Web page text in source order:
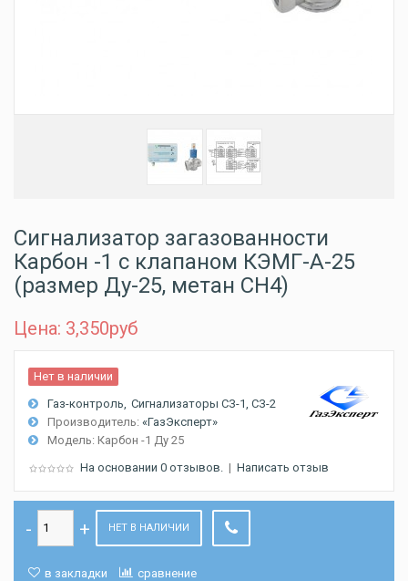
Сигнализатор загазованности
Карбон -1 с клапаном КЭМГ-А-25
(размер Ду-25, метан CH4)
Цена: 3,350руб
Нет в наличии
Газ-контроль Сигнализаторы СЗ-1, СЗ-2
Производитель: «ГазЭксперт»
Модель: Карбон -1 Ду 25
На основании 0 отзывов. | Написать отзыв
НЕТ В НАЛИЧИИ
в закладки сравнение